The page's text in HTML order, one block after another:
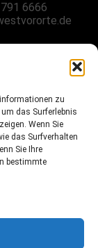
zu
das Surferlebnis
Wenn Sie
das Surfverhalten
Sie Ihre
bestimmte
6666